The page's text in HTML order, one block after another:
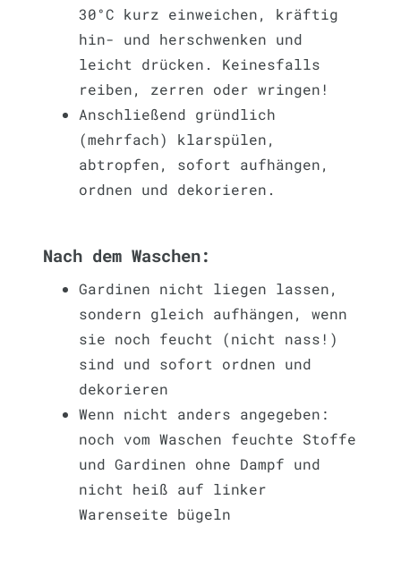
30°C kurz einweichen, kräftig
hin- und herschwenken und
leicht drücken. Keinesfalls
reiben, zerren oder wringen!
Anschließend gründlich
(mehrfach) klarspülen,
abtropfen, sofort aufhängen,
ordnen und dekorieren.
Nach dem Waschen:
Gardinen nicht liegen lassen,
sondern gleich aufhängen, wenn
sie noch feucht (nicht nass!)
sind und sofort ordnen und
dekorieren
Wenn nicht anders angegeben:
noch vom Waschen feuchte Stoffe
und Gardinen ohne Dampf und
nicht heiß auf linker
Warenseite bügeln